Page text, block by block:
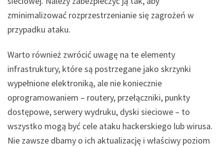
zminimalizować rozprzestrzenianie się zagrożeń w
przypadku ataku.
Warto również zwrócić uwagę na te elementy
infrastruktury, które są postrzegane jako skrzynki
wypełnione elektroniką, ale nie koniecznie
oprogramowaniem – routery, przełączniki, punkty
dostępowe, serwery wydruku, dyski sieciowe – to
wszystko mogą być cele ataku hackerskiego lub wirusa.
Nie zawsze dbamy o ich aktualizację i właściwy poziom